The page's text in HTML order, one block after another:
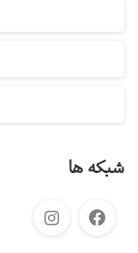
شبکه ها